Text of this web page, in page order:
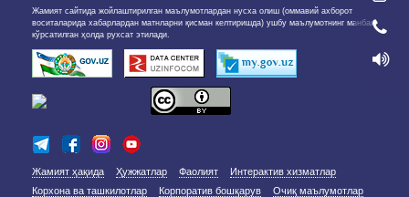
Жамият сайтида жойлаштирилган маълумотлардан нусха олиш (оммавий ахборот
воситаларида хабарлардан матнларни қисман келтиришда) ушбу маълумотнинг манбаи
кўрсатилган ҳолда рухсат этилади.
Жамият ҳақида Ҳужжатлар Фаолият
Интерактив хизматлар
Корхона ва ташкилотлар
Корпоратив бошқарув
Очиқ маълумотлар